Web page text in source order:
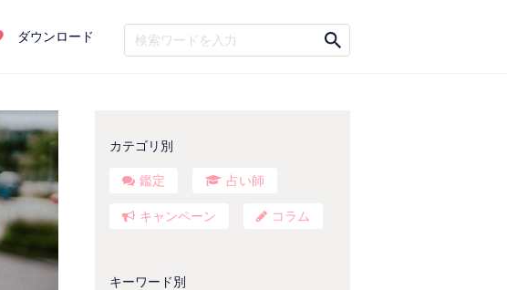
ダウンロード
カテゴリ別
鑑定 占い師
キャンペーン コラム
キーワード別